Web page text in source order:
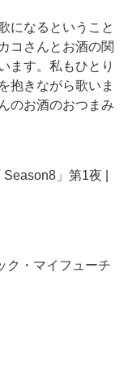
になるということ
コさんとお酒の関
ます。私もひとり
抱きながら歌いま
のお酒のおつまみ
」第1夜 |
ク・マイフューチ